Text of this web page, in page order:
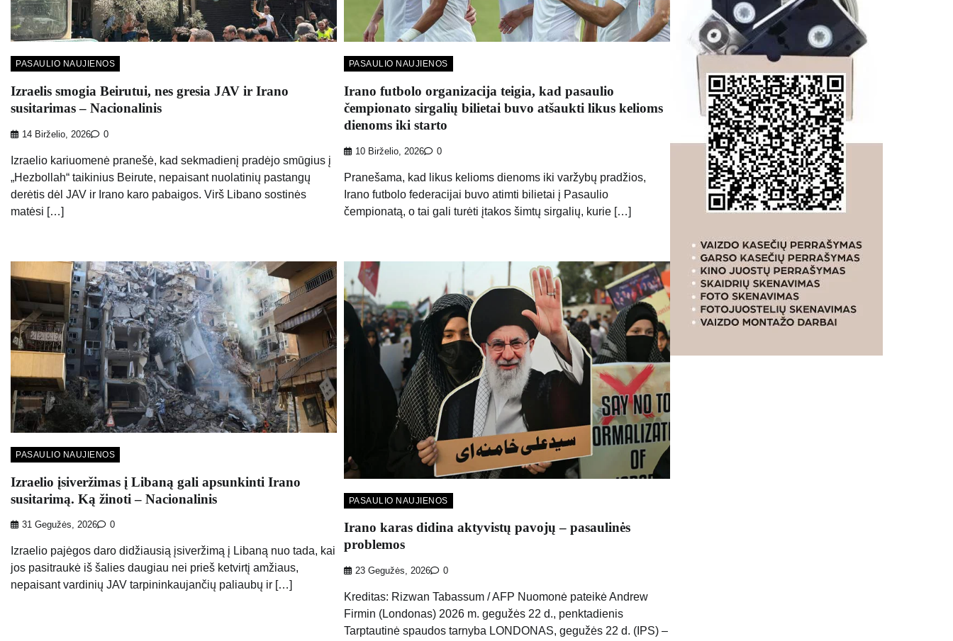
PASAULIO NAUJIENOS
Izraelis smogia Beirutui, nes gresia JAV ir Irano
susitarimas – Nacionalinis
14 Birželio, 2026 0
Izraelio kariuomenė pranešė, kad sekmadienį pradėjo smūgius į
„Hezbollah“ taikinius Beirute, nepaisant nuolatinių pastangų
derėtis dėl JAV ir Irano karo pabaigos. Virš Libano sostinės
matėsi […]
PASAULIO NAUJIENOS
Irano futbolo organizacija teigia, kad pasaulio
čempionato sirgalių bilietai buvo atšaukti likus kelioms
dienoms iki starto
10 Birželio, 2026 0
Pranešama, kad likus kelioms dienoms iki varžybų pradžios,
Irano futbolo federacijai buvo atimti bilietai į Pasaulio
čempionatą, o tai gali turėti įtakos šimtų sirgalių, kurie […]
PASAULIO NAUJIENOS
Izraelio įsiveržimas į Libaną gali apsunkinti Irano
susitarimą. Ką žinoti – Nacionalinis
31 Gegužės, 2026 0
Izraelio pajėgos daro didžiausią įsiveržimą į Libaną nuo tada, kai
jos pasitraukė iš šalies daugiau nei prieš ketvirtį amžiaus,
nepaisant vardinių JAV tarpininkaujančių paliaubų ir […]
PASAULIO NAUJIENOS
Irano karas didina aktyvistų pavojų – pasaulinės
problemos
23 Gegužės, 2026 0
Kreditas: Rizwan Tabassum / AFP Nuomonė pateikė Andrew
Firmin (Londonas) 2026 m. gegužės 22 d., penktadienis
Tarptautinė spaudos tarnyba LONDONAS, gegužės 22 d. (IPS) –